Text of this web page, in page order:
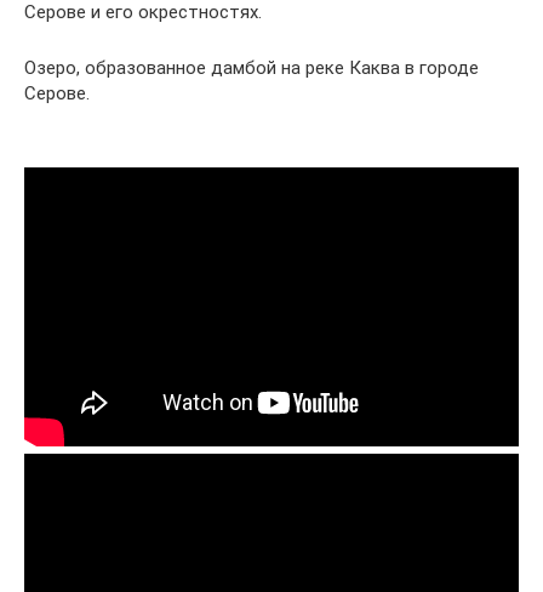
Серове и его окрестностях.
Озеро, образованное дамбой на реке Каква в городе
Серове.